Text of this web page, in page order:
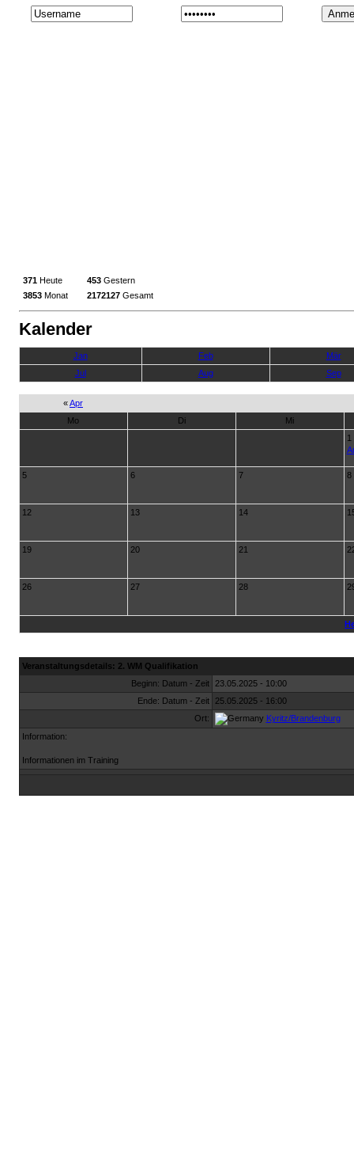
371Heute 453Gestern
3853Monat 2172127Gesamt
Kalender
Jan Feb
Mär
Jul
Aug Sep
«Apr
Mo
Di
Mi
1
5 6 7 8
12 13 14
19 20 21
26 27 28
Veranstaltungsdetails: 2. WM Qualifikation
Beginn: Datum - Zeit
23.05.2025 - 10:00
Ende: Datum - Zeit
25.05.2025 - 16:00
Ort:
Kyritz/Brandenburg
Information:
Informationen im Training